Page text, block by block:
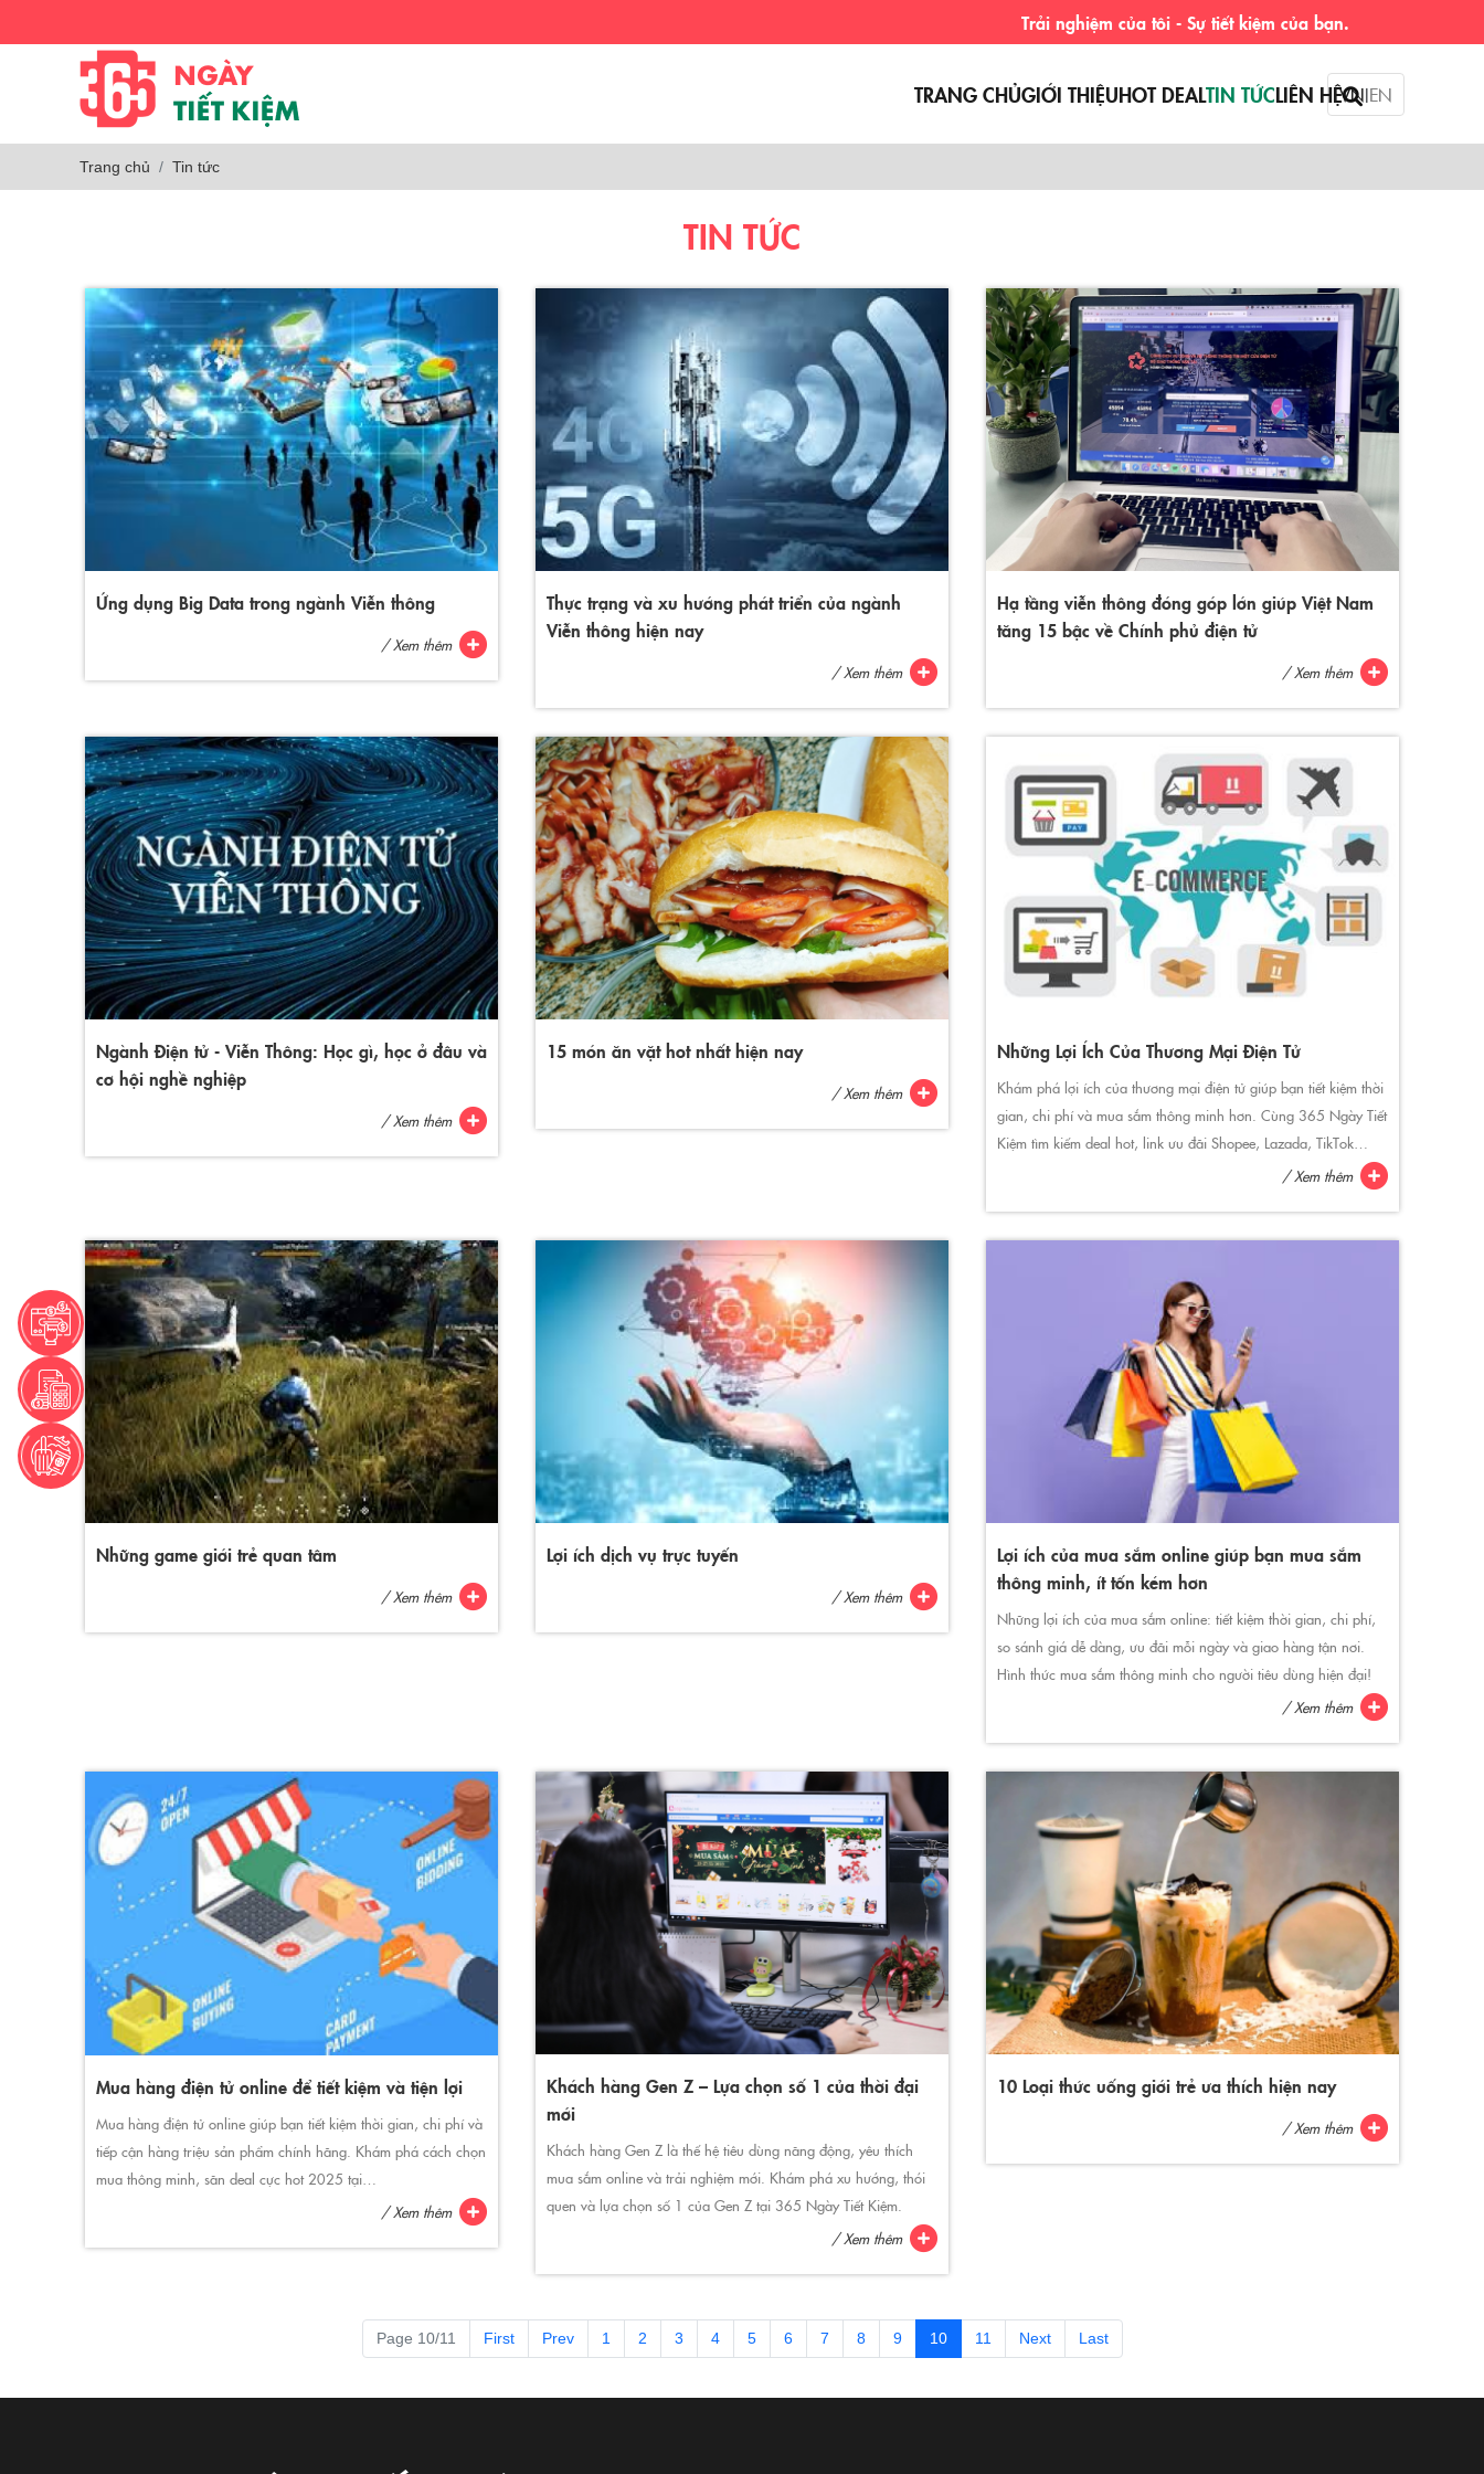
Trải nghiệm của tôi - Sự tiết kiệm của bạn.
TRANG CHỦGIỚI THIỆUHOT DEALTIN TỨCLIÊN HỆVN|EN
Trang chủ Tin tức
TIN TỨC
Ứng dụng Big Data trong ngành Viễn thông
/ Xem thêm
Thực trạng và xu hướng phát triển của ngành
Viễn thông hiện nay
/ Xem thêm
Hạ tầng viễn thông đóng góp lớn giúp Việt Nam
tăng 15 bậc về Chính phủ điện tử
/ Xem thêm
Ngành Điện tử - Viễn Thông: Học gì, học ở đâu và
cơ hội nghề nghiệp
/ Xem thêm
15 món ăn vặt hot nhất hiện nay
/ Xem thêm
Những Lợi Ích Của Thương Mại Điện Tử
Khám phá lợi ích của thương mại điện tử giúp bạn tiết kiệm thời
gian, chi phí và mua sắm thông minh hơn. Cùng 365 Ngày Tiết
Kiệm tìm kiếm deal hot, link ưu đãi Shopee, Lazada, TikTok
/ Xem thêm
Những game giới trẻ quan tâm
/ Xem thêm
Lợi ích dịch vụ trực tuyến
/ Xem thêm
Lợi ích của mua sắm online giúp bạn mua sắm
thông minh, ít tốn kém hơn
Những lợi ích của mua sắm online: tiết kiệm thời gian, chi phí,
so sánh giá dễ dàng, ưu đãi mỗi ngày và giao hàng tận nơi.
Hình thức mua sắm thông minh cho người tiêu dùng hiện đại!
/ Xem thêm
Mua hàng điện tử online để tiết kiệm và tiện lợi
Mua hàng điện tử online giúp bạn tiết kiệm thời gian, chi phí và
tiếp cận hàng triệu sản phẩm chính hãng. Khám phá cách chọn
mua thông minh, săn deal cực hot 2025 tại
/ Xem thêm
Khách hàng Gen Z – Lựa chọn số 1 của thời đại
mới
Khách hàng Gen Z là thế hệ tiêu dùng năng động, yêu thích
mua sắm online và trải nghiệm mới. Khám phá xu hướng, thói
quen và lựa chọn số 1 của Gen Z tại 365 Ngày Tiết Kiệm.
/ Xem thêm
10 Loại thức uống giới trẻ ưa thích hiện nay
/ Xem thêm
Page 10/11 First Prev 1 2 3 4 5 6 7 8 9 10 11 Next Last